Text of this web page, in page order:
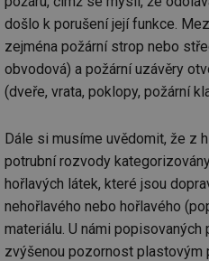
došlo k porušení její funkce.
zejména požární strop nebo
obvodová) a požární uzávěry
(dveře, vrata, poklopy, požární
Dále si musíme uvědomit, že z
potrubní rozvody
hořlavých látek, které jsou
nehořlavého nebo hořlavého
materiálu. U námi
zvýšenou pozornost plastovým